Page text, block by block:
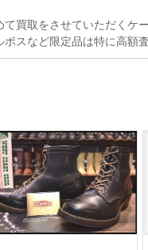
買取をさせていただくケ
スなど限定品は特に高額